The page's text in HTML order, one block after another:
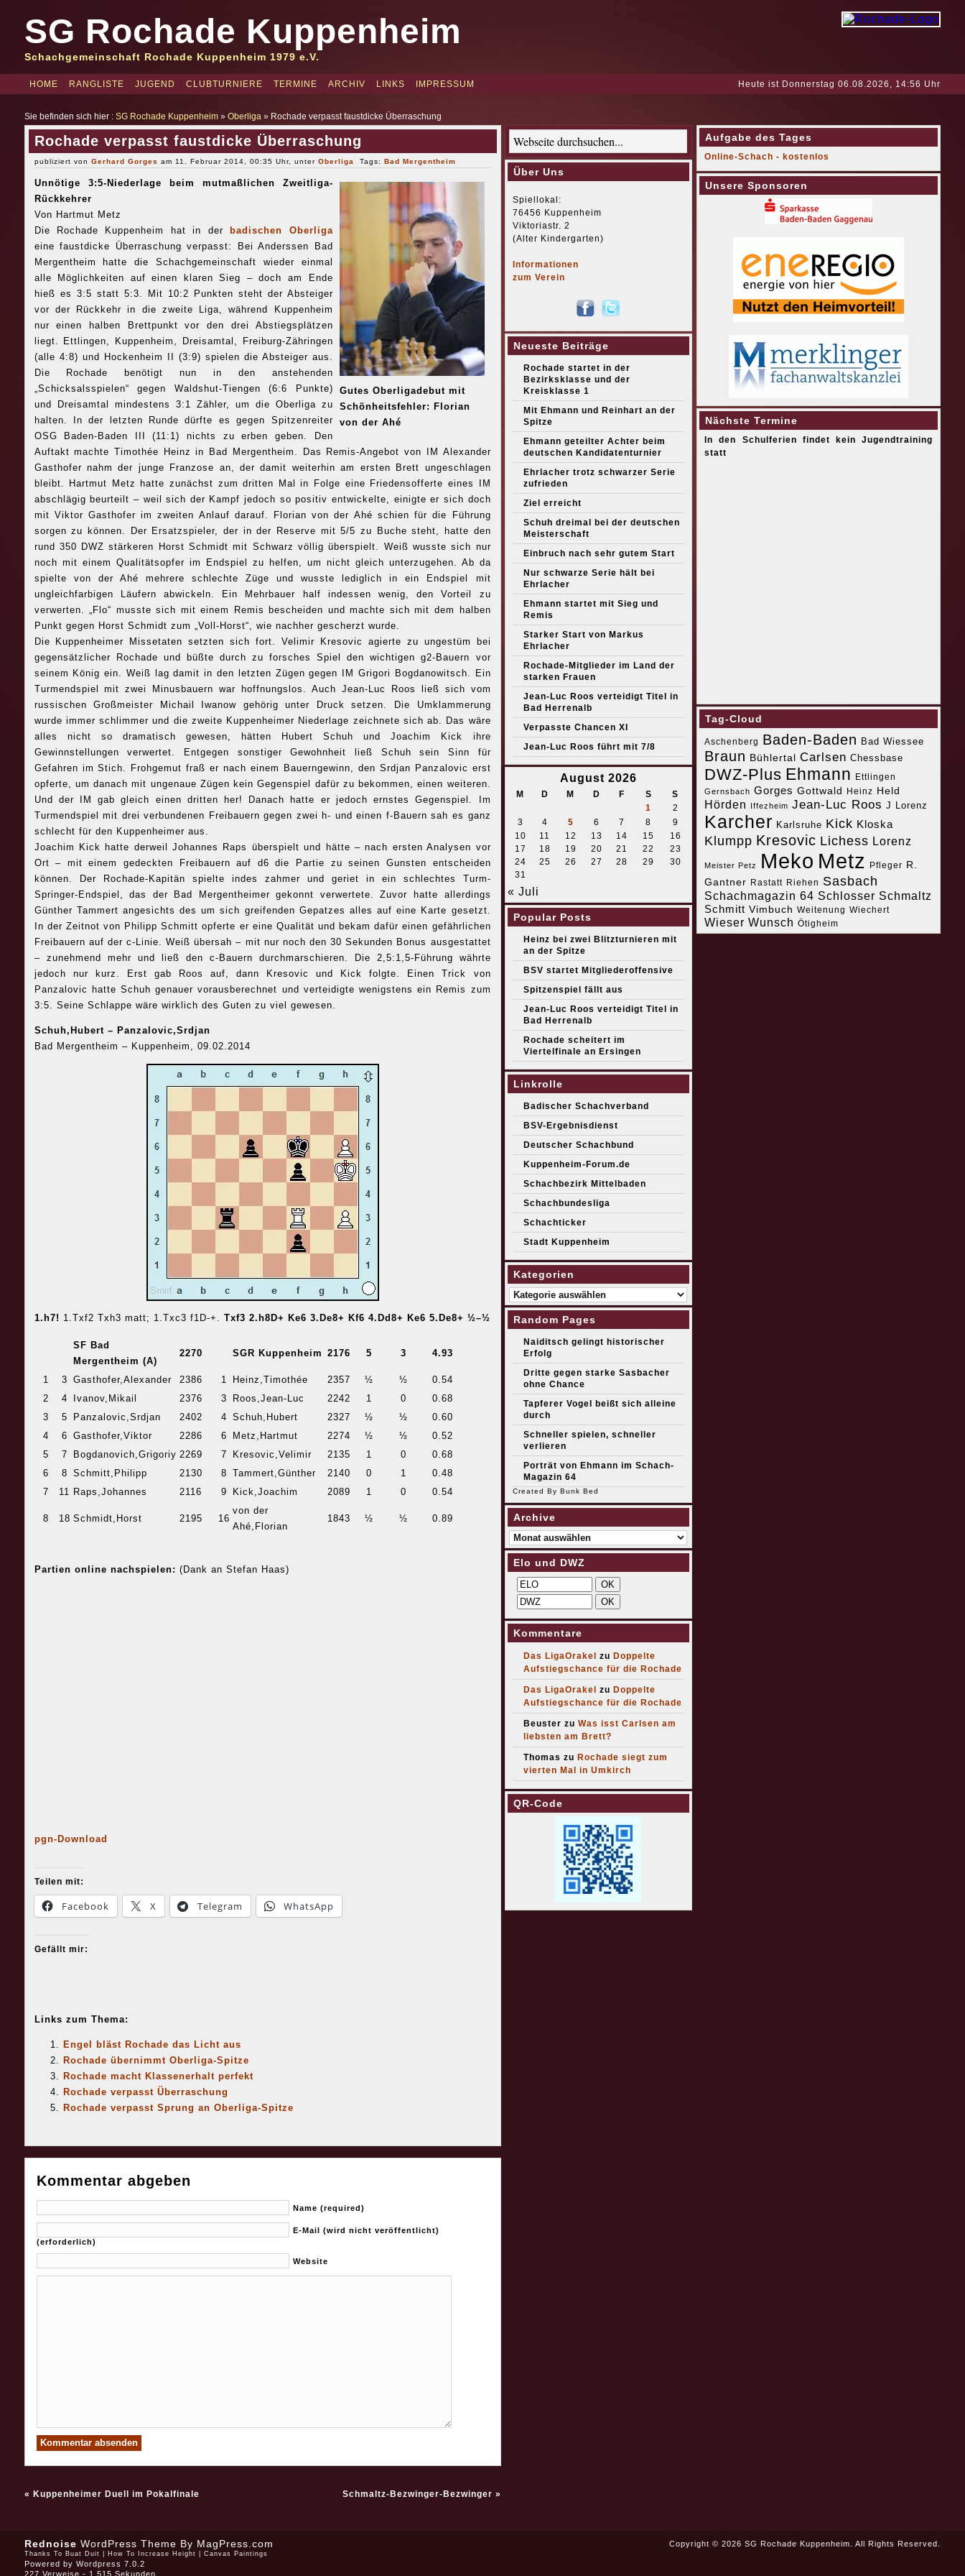
SG Rochade Kuppenheim
Schachgemeinschaft Rochade Kuppenheim 1979 e.V.
HOME RANGLISTE JUGEND CLUBTURNIERE TERMINE ARCHIV LINKS IMPRESSUM Heute ist Donnerstag 06.08.2026, 14:56 Uhr
Sie befinden sich hier : SG Rochade Kuppenheim» Oberliga» Rochade verpasst faustdicke Überraschung
Rochade verpasst faustdicke Überraschung
publiziert von Gerhard Gorges am 11. Februar 2014, 00:35 Uhr, unter Oberliga Tags: Bad Mergentheim
Gutes Oberligadebut mit
Schönheitsfehler: Florian
von der Ahé
Unnötige 3:5-Niederlage beim mutmaßlichen Zweitliga-
Rückkehrer
Von Hartmut Metz
Die Rochade Kuppenheim hat in der
badischen Oberliga
eine faustdicke Überraschung verpasst: Bei Anderssen Bad
Mergentheim hatte die Schachgemeinschaft wieder einmal
alle Möglichkeiten auf einen klaren Sieg – doch am Ende
hieß es 3:5 statt 5:3. Mit 10:2 Punkten steht der Absteiger
vor der Rückkehr in die zweite Liga, während Kuppenheim
nur einen halben Brettpunkt vor den drei Abstiegsplätzen
liegt. Ettlingen, Kuppenheim, Dreisamtal, Freiburg-Zähringen
(alle 4:8) und Hockenheim II (3:9) spielen die Absteiger aus.
Die Rochade benötigt nun in den anstehenden
„Schicksalsspielen“ gegen Waldshut-Tiengen (6:6 Punkte)
und Dreisamtal mindestens 3:1 Zähler, um die Oberliga zu
halten. In der letzten Runde dürfte es gegen Spitzenreiter
OSG Baden-Baden III (11:1) nichts zu erben geben. Den
Auftakt machte Timothée Heinz in Bad Mergentheim. Das Remis-Angebot von IM Alexander
Gasthofer nahm der junge Franzose an, der damit weiterhin am ersten Brett ungeschlagen
bleibt. Hartmut Metz hatte zunächst zum dritten Mal in Folge eine Friedensofferte eines IM
abschlägig beurteilt – weil sich der Kampf jedoch so positiv entwickelte, einigte er sich doch
mit Viktor Gasthofer im zweiten Anlauf darauf. Florian von der Ahé schien für die Führung
sorgen zu können.
Der Ersatzspieler, der in der Reserve mit 5/5 zu Buche steht, hatte den
rund 350 DWZ stärkeren Horst Schmidt mit Schwarz völlig überspielt. Weiß wusste sich nur
noch mit einem Qualitätsopfer im Endspiel zu helfen, um nicht gleich unterzugehen. Ab da
spielte von der Ahé mehrere schlechte Züge und wusste lediglich in ein Endspiel mit
ungleichfarbigen Läufern abwickeln. Ein Mehrbauer half indessen wenig, den Vorteil zu
verwerten. „Flo“ musste sich mit einem Remis bescheiden und machte sich mit dem halben
Punkt gegen Horst Schmidt zum „Voll-Horst“, wie nachher gescherzt wurde.
Die Kuppenheimer Missetaten setzten sich fort. Velimir Kresovic agierte zu ungestüm bei
gegensätzlicher Rochade und büßte durch zu forsches Spiel den wichtigen g2-Bauern vor
seinem König ein. Weiß lag damit in den letzten Zügen gegen IM Grigori Bogdanowitsch. Ein
Turmendspiel mit zwei Minusbauern war hoffnungslos. Auch Jean-Luc Roos ließ sich vom
russischen Großmeister Michail Iwanow gehörig unter Druck setzen. Die Umklammerung
wurde immer schlimmer und die zweite Kuppenheimer Niederlage zeichnete sich ab. Das wäre
alles nicht so dramatisch gewesen, hätten Hubert Schuh und Joachim Kick ihre
Gewinnstellungen verwertet. Entgegen sonstiger Gewohnheit ließ Schuh sein Sinn für
Gefahren im Stich. Frohgemut fraß er nach einem Bauerngewinn, den Srdjan Panzalovic erst
opferte, um danach mit ungenaue Zügen kein Gegenspiel dafür zu bekommen, einen weiteren.
Und der IM gab gleich einen dritten her! Danach hatte er jedoch ernstes Gegenspiel. Im
Turmendspiel mit drei verbundenen Freibauern gegen zwei h- und einen f-Bauern sah es ganz
schlecht für den Kuppenheimer aus.
Joachim Kick hatte derweil Johannes Raps überspielt und hätte – nach ersten Analysen vor
Ort – mit einem gedeckten Freibauern auf d6 die Partie zu seinen Gunsten entscheiden
können. Der Rochade-Kapitän spielte indes zahmer und geriet in ein schlechtes Turm-
Springer-Endspiel, das der Bad Mergentheimer gekonnt verwertete. Zuvor hatte allerdings
Günther Tammert angesichts des um sich greifenden Gepatzes alles auf eine Karte gesetzt.
In der Zeitnot von Philipp Schmitt opferte er eine Qualität und bekam dafür einen gefährlichen
Freibauern auf der c-Linie. Weiß übersah – mit nur noch den 30 Sekunden Bonus ausgestattet
– zunehmend mehr und ließ den c-Bauern durchmarschieren. Die 2,5:1,5-Führung währte
jedoch nur kurz. Erst gab Roos auf, dann Kresovic und Kick folgte. Einen Trick von
Panzalovic hatte Schuh genauer vorausberechnet und verteidigte wenigstens ein Remis zum
3:5. Seine Schlappe wäre wirklich des Guten zu viel gewesen.
Schuh,Hubert – Panzalovic,Srdjan
Bad Mergentheim – Kuppenheim, 09.02.2014
1.h7! 1.Txf2 Txh3 matt; 1.Txc3 f1D-+. Txf3 2.h8D+ Ke6 3.De8+ Kf6 4.Dd8+ Ke6 5.De8+ ½–½
SF Bad
Mergentheim (A)
2270 SGR Kuppenheim 2176 5 3 4.93
1 3 Gasthofer,Alexander 2386 1 Heinz,Timothée 2357 ½ ½
0.54
2
4 Ivanov,Mikail 2376 3 Roos,Jean-Luc 2242 1 0
0.68
3
5 Panzalovic,Srdjan 2402 4 Schuh,Hubert 2327 ½ ½
0.60
4
6 Gasthofer,Viktor 2286 6 Metz,Hartmut 2274 ½ ½
0.52
5
7 Bogdanovich,Grigoriy 2269 7 Kresovic,Velimir 2135 1 0
0.68
6
8 Schmitt,Philipp 2130 8 Tammert,Günther 2140 0 1
0.48
7
11 Raps,Johannes 2116 9 Kick,Joachim 2089 1 0 0.54
8 18 Schmidt,Horst 2195 16
von der
Ahé,Florian
1843 ½ ½ 0.89
Partien online nachspielen: (Dank an Stefan Haas)
pgn-Download
Teilen mit:
Facebook X Telegram WhatsApp
Gefällt mir:
Links zum Thema:
Engel bläst Rochade das Licht aus
Rochade übernimmt Oberliga-Spitze
Rochade macht Klassenerhalt perfekt
Rochade verpasst Überraschung
Rochade verpasst Sprung an Oberliga-Spitze
Kommentar abgeben
Name (required)
E-Mail (wird nicht veröffentlicht)
(erforderlich)
Website
« Kuppenheimer Duell im Pokalfinale Schmaltz-Bezwinger-Bezwinger »
Über Uns
Spiellokal:
76456 Kuppenheim
Viktoriastr. 2
(Alter Kindergarten)
Informationen
zum Verein
Neueste Beiträge
Rochade startet in der
Bezirksklasse und der
Kreisklasse 1
Mit Ehmann und Reinhart an der
Spitze
Ehmann geteilter Achter beim
deutschen Kandidatenturnier
Ehrlacher trotz schwarzer Serie
zufrieden
Ziel erreicht
Schuh dreimal bei der deutschen
Meisterschaft
Einbruch nach sehr gutem Start
Nur schwarze Serie hält bei
Ehrlacher
Ehmann startet mit Sieg und
Remis
Starker Start von Markus
Ehrlacher
Rochade-Mitglieder im Land der
starken Frauen
Jean-Luc Roos verteidigt Titel in
Bad Herrenalb
Verpasste Chancen XI
Jean-Luc Roos führt mit 7/8
August 2026
M D M D F S
S
1
2
3
4 5 6 7 8
9
10
11 12 13 14 15
16
17
18 19 20 21 22
23
24
25 26 27 28 29
30
31
« Juli
Popular Posts
Heinz bei zwei Blitzturnieren mit
an der Spitze
BSV startet Mitgliederoffensive
Spitzenspiel fällt aus
Jean-Luc Roos verteidigt Titel in
Bad Herrenalb
Rochade scheitert im
Viertelfinale an Ersingen
Linkrolle
Badischer Schachverband
BSV-Ergebnisdienst
Deutscher Schachbund
Kuppenheim-Forum.de
Schachbezirk Mittelbaden
Schachbundesliga
Schachticker
Stadt Kuppenheim
Kategorien
Kategorien
Random Pages
Naiditsch gelingt historischer
Erfolg
Dritte gegen starke Sasbacher
ohne Chance
Tapferer Vogel beißt sich alleine
durch
Schneller spielen, schneller
verlieren
Porträt von Ehmann im Schach-
Magazin 64
Created By Bunk Bed
Archive
Archive
Elo und DWZ
Kommentare
Das LigaOrakel zu Doppelte
Aufstiegschance für die Rochade
Das LigaOrakel zu Doppelte
Aufstiegschance für die Rochade
Beuster zu Was isst Carlsen am
liebsten am Brett?
Thomas zu Rochade siegt zum
vierten Mal in Umkirch
QR-Code
Aufgabe des Tages
Online-Schach - kostenlos
Unsere Sponsoren
Nächste Termine
In den Schulferien findet kein Jugendtraining
statt
Tag-Cloud
Aschenberg Baden-Baden Bad Wiessee
Braun Bühlertal Carlsen Chessbase
DWZ-Plus Ehmann Ettlingen
Gernsbach Gorges Gottwald Heinz Held
Hörden Iffezheim Jean-Luc Roos J Lorenz
Karcher Karlsruhe Kick Kloska
Klumpp Kresovic Lichess Lorenz
Meister Petz Meko Metz Pfleger R.
Gantner
Rastatt Riehen Sasbach
Schachmagazin 64 Schlosser Schmaltz
Schmitt Vimbuch Weitenung Wiechert
Wieser Wunsch Ötigheim
Rednoise WordPress Theme By MagPress.com
Thanks To Buat Duit How To Increase Height Canvas Paintings
Powered by Wordpress 7.0.2
227 Verweise - 1,515 Sekunden
Copyright © 2026 SG Rochade Kuppenheim. All Rights Reserved.